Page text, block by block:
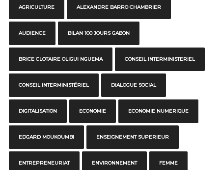
AGRICULTURE ALEXANDRE BARRO CHAMBRIER
AUDIENCE BILAN 100 JOURS GABON
BRICE CLOTAIRE OLIGUI NGUEMA CONSEIL INTERMINISTERIEL
CONSEIL INTERMINISTÉRIEL DIALOGUE SOCIAL
DIGITALISATION ECONOMIE ECONOMIE NUMERIQUE
EDGARD MOUKOUMBI ENSEIGNEMENT SUPERIEUR
ENTREPRENEURIAT ENVIRONNEMENT FEMME